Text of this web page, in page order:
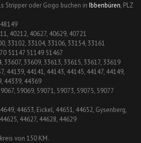
Stripper oder Gogo buchen in Ibbenbüren, PLZ
40212, 40627, 40629, 40721
33102, 33104, 33106, 33154, 33161
51147 51149 51467
33607, 33609, 33613, 33615, 33617, 33619
44139, 44141, 44143, 44145, 44147, 44149,
44339, 44369
59069, 59071, 59073, 59075, 59077
44653, Eickel, 44651, 44652, Gysenberg,
44627, 44628, 44629
von 150 KM.